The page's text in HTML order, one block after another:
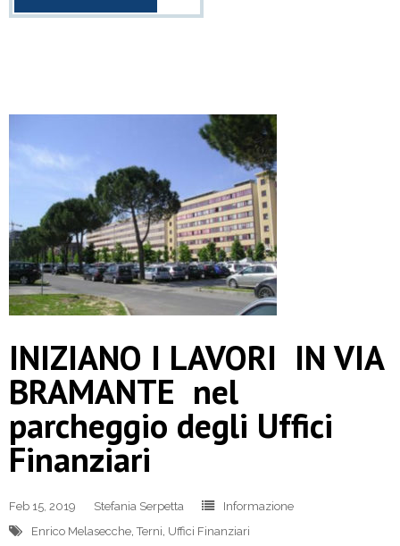
INIZIANO I LAVORI IN VIA
BRAMANTE nel
parcheggio degli Uffici
Finanziari
Feb 15, 2019 Stefania Serpetta
Informazione
Enrico Melasecche ,Terni Uffici Finanziari